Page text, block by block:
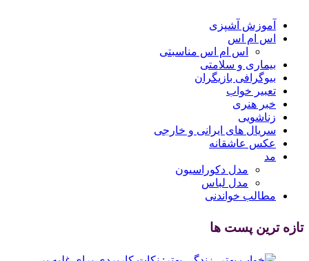
آموزش آشپزی
اس ام اس
اس ام اس مناسبتی
بیماری و سلامتی
بیوگرافی بازیگران
تعبیر خواب
خبر هنری
زناشویی
سریال های ایرانی و خارجی
عکس عاشقانه
مد
مدل دکوراسیون
مدل لباس
مطالب خواندنی
تازه ترین پست ها